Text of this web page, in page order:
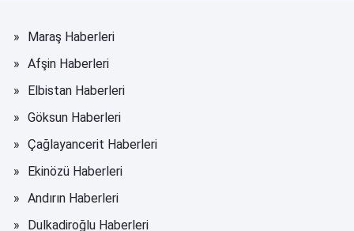
Maraş Haberleri
Afşin Haberleri
Elbistan Haberleri
Göksun Haberleri
Çağlayancerit Haberleri
Ekinözü Haberleri
Andırın Haberleri
Dulkadiroğlu Haberleri